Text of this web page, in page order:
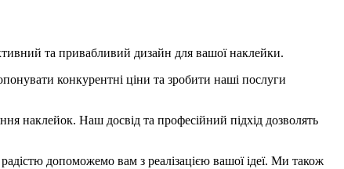
та привабливий дизайн для вашої наклейки.
конкурентні ціни та зробити наші послуги
наклейок. Наш досвід та професійний підхід дозволять
допоможемо вам з реалізацією вашої ідеї. Ми також